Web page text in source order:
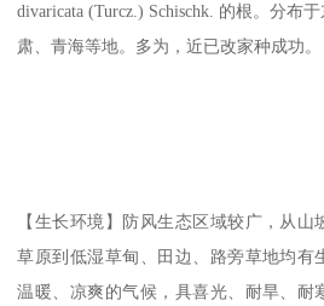
divaricata (Turcz.) Schischk. 的根。分布
肃、青海等地。多为，近已改家种成功。
【生长环境】防风生态区域较广，从
草原到低湿草甸、田边、路旁草地均有
温暖、凉爽的气候，具喜光、耐旱、耐